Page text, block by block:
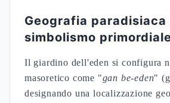
Geografia paradisiaca
simbolismo
Il giardino dell'eden si configura
masoretico come "gan be-eden"
designando una localizzazione